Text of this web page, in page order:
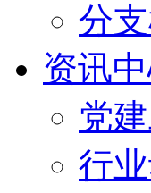
分
资讯
党
行